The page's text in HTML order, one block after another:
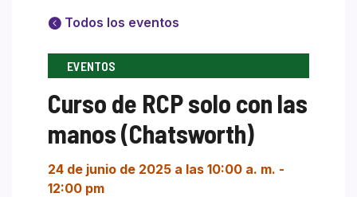
Todos los eventos
EVENTOS
Curso de RCP solo con las
manos (Chatsworth)
24 de junio de 2025 a las 10:00 a. m. -
12:00 pm